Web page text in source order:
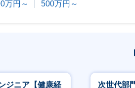
万円～ 500万円～
ジニア【健康経
次世代部